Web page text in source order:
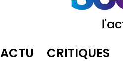
ACTU CRITIQUES